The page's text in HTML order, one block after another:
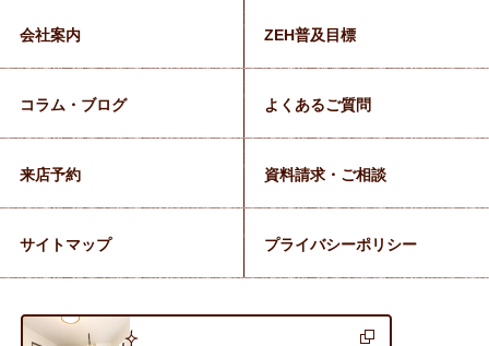
会社案内 ZEH普及目標
コラム・ブログ よくあるご質問
来店予約 資料請求・ご相談
サイトマップ プライバシーポリシー